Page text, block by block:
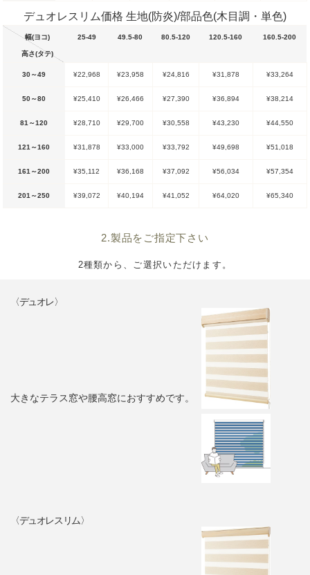
デュオレスリム価格 生地(防炎)/部品色(木目調・単色)
幅(ヨコ)
高さ(タテ)
25-49 49.5-80 80.5-120 120.5-160 160.5-200
30～49 ¥22,968 ¥23,958 ¥24,816 ¥31,878 ¥33,264
50～80 ¥25,410 ¥26,466 ¥27,390 ¥36,894 ¥38,214
81～120 ¥28,710 ¥29,700 ¥30,558 ¥43,230 ¥44,550
121～160 ¥31,878 ¥33,000 ¥33,792 ¥49,698 ¥51,018
161～200 ¥35,112 ¥36,168 ¥37,092 ¥56,034 ¥57,354
201～250 ¥39,072 ¥40,194 ¥41,052 ¥64,020 ¥65,340
2.製品をご指定下さい
2種類から、ご選択いただけます。
〈デュオレ〉
大きなテラス窓や腰高窓におすすめです。
〈デュオレスリム〉